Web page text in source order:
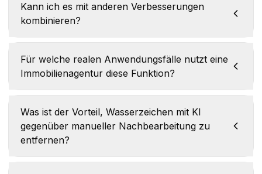
Kann ich es mit anderen Verbesserungen
kombinieren?
Für welche realen Anwendungsfälle nutzt eine
Immobilienagentur diese Funktion?
Was ist der Vorteil, Wasserzeichen mit KI
gegenüber manueller Nachbearbeitung zu
entfernen?